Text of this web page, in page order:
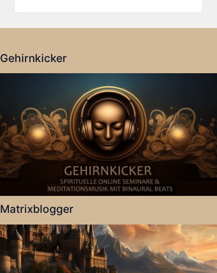
Gehirnkicker
Matrixblogger